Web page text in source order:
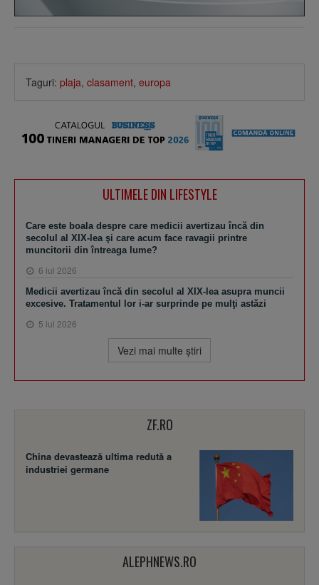
Taguri: plaja, clasament, europa
ULTIMELE DIN LIFESTYLE
Care este boala despre care medicii avertizau încă din
secolul al XIX-lea şi care acum face ravagii printre
muncitorii din întreaga lume?
6 iul 2026
Medicii avertizau încă din secolul al XIX-lea asupra muncii
excesive. Tratamentul lor i-ar surprinde pe mulţi astăzi
5 iul 2026
Vezi mai multe ştiri
ZF.RO
China devastează ultima redută a
industriei germane
ALEPHNEWS.RO